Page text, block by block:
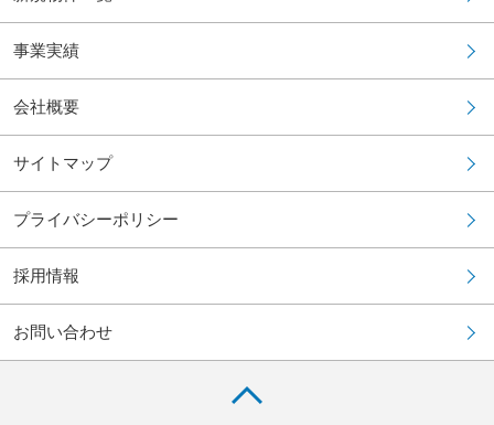
事業実績
会社概要
サイトマップ
プライバシーポリシー
採用情報
お問い合わせ